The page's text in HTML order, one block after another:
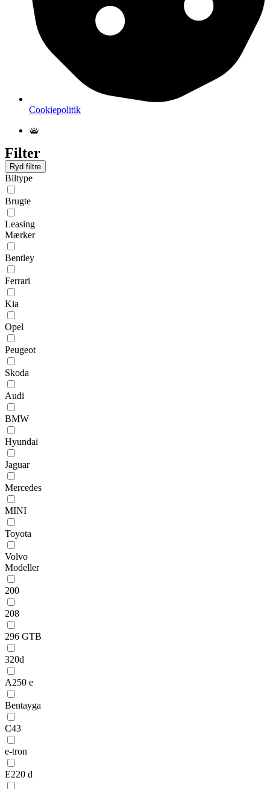
Cookiepolitik
Filter
Ryd filtre
Biltype
Brugte
Leasing
Mærker
Bentley
Ferrari
Kia
Opel
Peugeot
Skoda
Audi
BMW
Hyundai
Jaguar
Mercedes
MINI
Toyota
Volvo
Modeller
200
208
296 GTB
320d
A250 e
Bentayga
C43
e-tron
E220 d